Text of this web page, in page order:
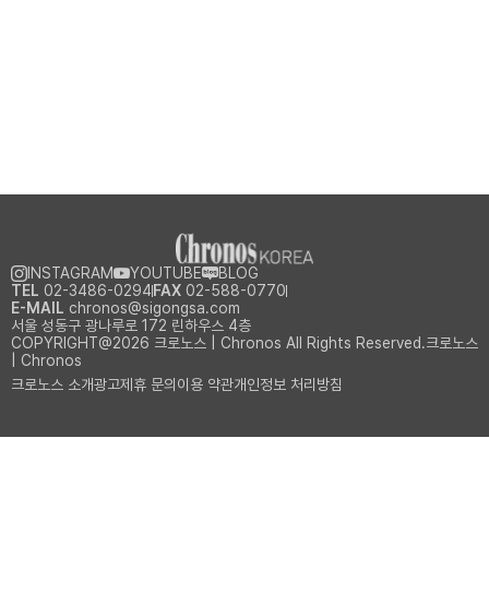
크로노스 소개광고제휴 문의 이용 약관개인정보 처리방침
서울 성동구 광나루로 172 린하우스 4층
COPYRIGHT@2026 크로노스 | Chronos All Rights Reserved.크로노스
| Chronos
INSTAGRAM YOUTUBE
BLOG
TEL 02-3486-0294 FAX 02-588-0770
E-MAIL chronos@sigongsa.com